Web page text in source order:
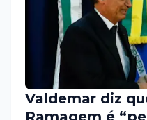
Valdemar diz
Ramagem é